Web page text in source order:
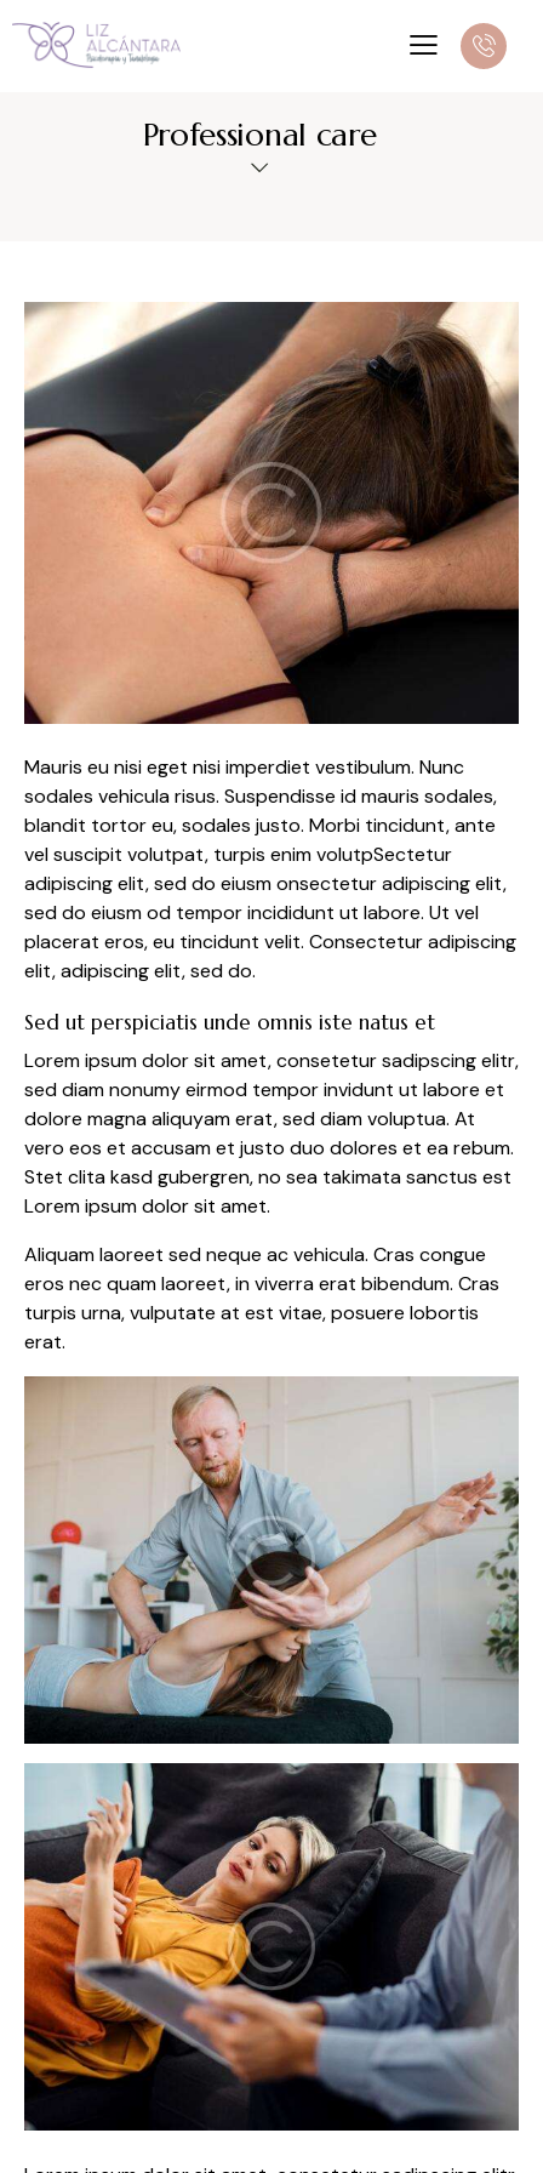
Professional care
Mauris eu nisi eget nisi imperdiet vestibulum. Nunc
sodales vehicula risus. Suspendisse id mauris sodales,
blandit tortor eu, sodales justo. Morbi tincidunt, ante
vel suscipit volutpat, turpis enim volutpSectetur
adipiscing elit, sed do eiusm onsectetur adipiscing elit,
sed do eiusm od tempor incididunt ut labore. Ut vel
placerat eros, eu tincidunt velit. Consectetur adipiscing
elit, adipiscing elit, sed do.
Sed ut perspiciatis unde omnis iste natus et
Lorem ipsum dolor sit amet, consetetur sadipscing elitr,
sed diam nonumy eirmod tempor invidunt ut labore et
dolore magna aliquyam erat, sed diam voluptua. At
vero eos et accusam et justo duo dolores et ea rebum.
Stet clita kasd gubergren, no sea takimata sanctus est
Lorem ipsum dolor sit amet.
Aliquam laoreet sed neque ac vehicula. Cras congue
eros nec quam laoreet, in viverra erat bibendum. Cras
turpis urna, vulputate at est vitae, posuere lobortis
erat.